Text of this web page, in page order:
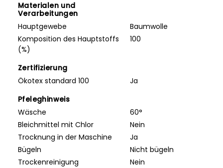
Materialen und
Verarbeitungen
Hauptgewebe
Baumwolle
Komposition des Hauptstoffs
(%)
100
Zertifizierung
Ökotex standard 100
Ja
Pfeleghinweis
Wäsche
60°
Bleichmittel mit Chlor
Nein
Trocknung in der Maschine
Ja
Bügeln
Nicht bügeln
Trockenreinigung
Nein